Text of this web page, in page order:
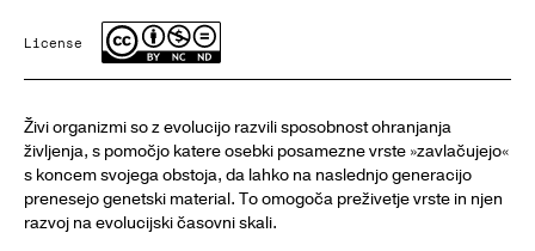
License
Živi organizmi so z evolucijo razvili sposobnost ohranjanja
življenja, s pomočjo katere osebki posamezne vrste »zavlačujejo«
s koncem svojega obstoja, da lahko na naslednjo generacijo
prenesejo genetski material. To omogoča preživetje vrste in njen
razvoj na evolucijski časovni skali.